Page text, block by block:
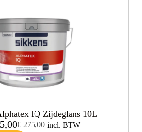
IQ Zijdeglans 10L
€275,00 incl. BTW